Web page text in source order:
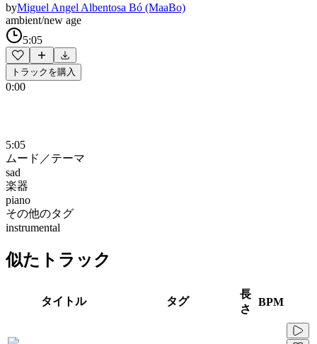
byMiguel Angel Albentosa Bó (MaaBo)
ambient/new age
5:05
トラックを購入
0:00
5:05
ムード／テーマ
sad
楽器
piano
その他のタグ
instrumental
似たトラック
タイトル タグ
長
さ
BPM